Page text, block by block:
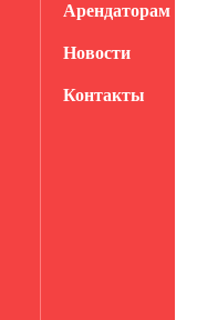
Арендаторам
Новости
Контакты